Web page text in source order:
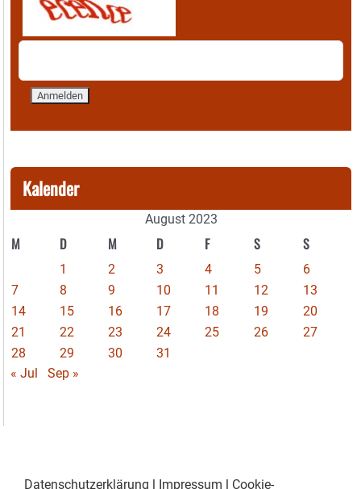
Kalender
August 2023
M D M D F S S
1 2 3 4 5
6
7
8 9 10 11 12
13
14
15 16 17 18 19
20
21
22 23 24 25 26
27
28
29 30
31
« Jul
Sep »
Datenschutzerklärung | Impressum | Cookie-